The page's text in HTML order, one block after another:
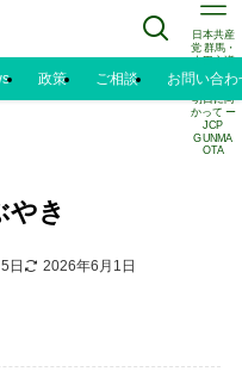
日本共産
党 群馬・
太田市議
水野正己
のブログ |
明日に向
かって ー
JCP
GUNMA
OTA
政策 ご相談 お問い合わ
やき
日 2026年6月1日